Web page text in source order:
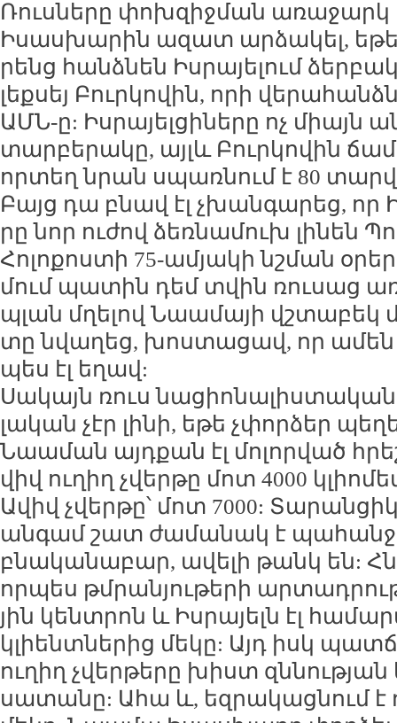
Ռուս­նե­րը փոխ­զիջ­ման
Ի­սաս­խա­րին ա­զատ ար­ձա­կել, ե­թե
րենց հանձ­նեն Իս­րա­յե­լում
լեք­սեյ Բուր­կո­վին, ո­րի
ԱՄՆ-ը: Իս­րա­յել­ցի­նե­րը ոչ միայն
տար­բե­րա­կը, այլև Բուր­կո­վին
որ­տեղ նրան սպառ­նում է 80
Բայց դա բնավ էլ չխան­գա­րեց, որ
րը նոր ու­ժով ձեռ­նա­մուխ լի­նեն
Հո­լո­քոս­տի 75-ա­մյա­կի նշ­ման
մում պա­տին դեմ տվին ռու­սաց
պլան մղե­լով Նաա­մա­յի վշ­տա­բեկ
տը նվա­ղեց, խոս­տա­ցավ, որ ա­մեն
պես էլ ե­ղավ:
Սա­կայն ռուս
լա­կան չէր լի­նի, ե­թե չփոր­ձեր
Նաա­ման այդ­քան էլ մո­լոր­ված
վիվ ու­ղիղ չվեր­թը մոտ 4000
Ա­վիվ չվեր­թը՝ մոտ 7000:
ան­գամ շատ ժա­մա­նակ է
բնա­կա­նա­բար, ա­վե­լի թանկ են:
որ­պես թմ­րա­նյու­թե­րի
յին կենտ­րոն և Իս­րա­յելն էլ
կլիենտ­նե­րից մե­կը: Այդ իսկ
ու­ղիղ չվեր­թե­րը խիստ
սա­տա­նը: Ա­հա և, եզ­րա­կաց­նում է